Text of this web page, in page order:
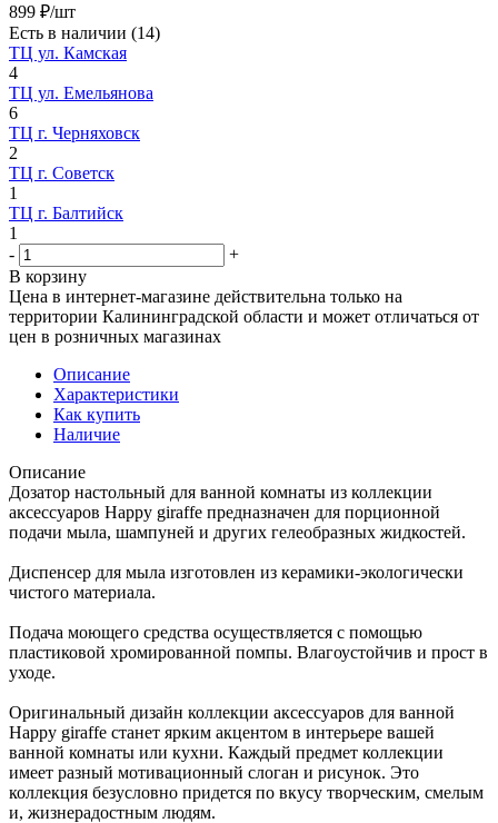
899 ₽/шт
Есть в наличии (14)
ТЦ ул. Камская
4
ТЦ ул. Емельянова
6
ТЦ г. Черняховск
2
ТЦ г. Советск
1
ТЦ г. Балтийск
1
-
+
В корзину
Цена в интернет-магазине действительна только на
территории Калининградской области и может отличаться от
цен в розничных магазинах
Описание
Характеристики
Как купить
Наличие
Описание
Дозатор настольный для ванной комнаты из коллекции
аксессуаров Happy giraffe предназначен для порционной
подачи мыла, шампуней и других гелеобразных жидкостей.
Диспенсер для мыла изготовлен из керамики-экологически
чистого материала.
Подача моющего средства осуществляется с помощью
пластиковой хромированной помпы. Влагоустойчив и прост в
уходе.
Оригинальный дизайн коллекции аксессуаров для ванной
Happy giraffe станет ярким акцентом в интерьере вашей
ванной комнаты или кухни. Каждый предмет коллекции
имеет разный мотивационный слоган и рисунок. Это
коллекция безусловно придется по вкусу творческим, смелым
и, жизнерадостным людям.